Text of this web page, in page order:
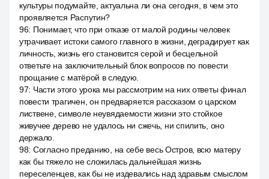
культуры подумайте, актуальна ли она сегодня, в чем это
проявляется Распутин?
96: Понимает, что при отказе от малой родины человек
утрачивает истоки самого главного в жизни, деградирует как
личность, жизнь его становится серой и бесцельной
ответьте на заключительный блок вопросов по повести
прощание с матёрой в следую.
97: Части этого урока мы рассмотрим на них ответы финал
повести трагичен, он предваряется рассказом о царском
листвене, символе неувядаемости жизни это стойкое
живучее дерево не удалось ни сжечь, ни спилить, оно
держало.
98: Согласно преданию, на себе весь Остров, всю матеру
как бы тяжело не сложилась дальнейшая жизнь
переселенцев, как бы не издевались над здравым смыслом